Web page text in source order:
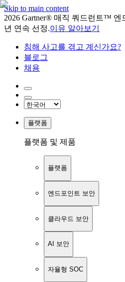
Skip to main content
2026 Gartner® 매직 쿼드런트™ 엔
년 연속 선정.이유 알아보기
침해 사고를 겪고 계신가요?
블로그
채용
플랫폼
플랫폼 및 제품
플랫폼
엔드포인트 보안
클라우드 보안
AI 보안
자율형 SOC